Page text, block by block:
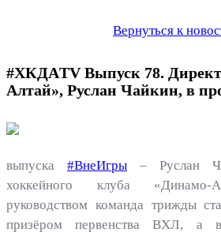
Вернуться к
#ХКДАTV Выпуск 78.
Алтай», Руслан Чайкин, в
выпуска #ВнеИгры – Руслан
хоккейного клуба
руководством команда трижды
призёром первенства ВХЛ, а